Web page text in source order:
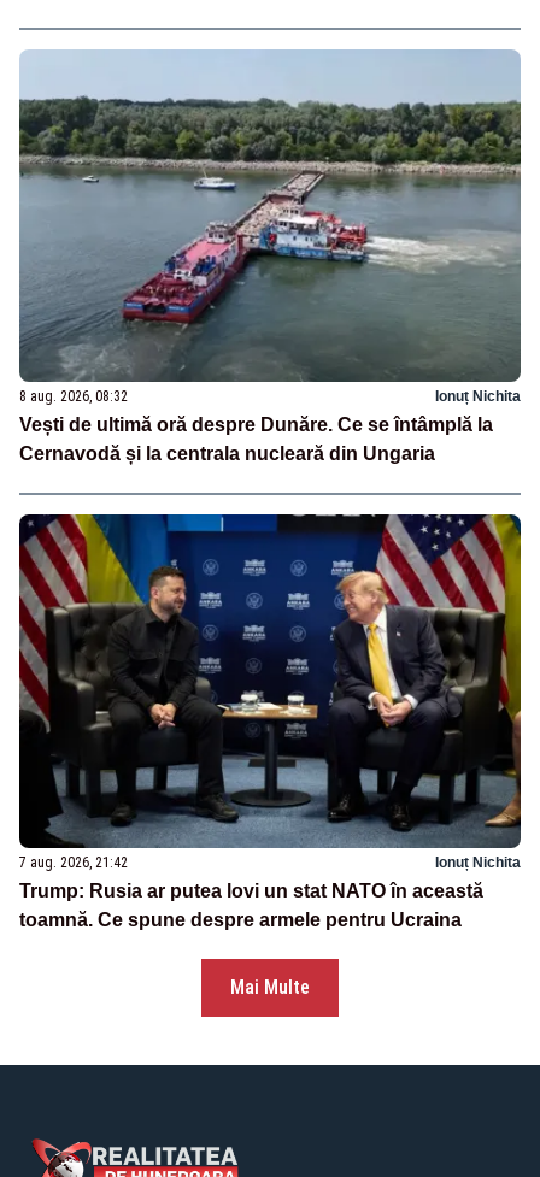
8 aug. 2026, 08:32 Ionuț Nichita
Vești de ultimă oră despre Dunăre. Ce se întâmplă la
Cernavodă și la centrala nucleară din Ungaria
7 aug. 2026, 21:42 Ionuț Nichita
Trump: Rusia ar putea lovi un stat NATO în această
toamnă. Ce spune despre armele pentru Ucraina
Mai Multe